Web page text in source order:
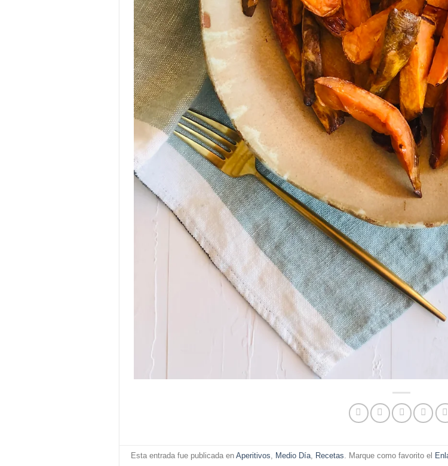
Esta entrada fue publicada en Aperitivos Medio Día, Recetas . Marque como favorito el